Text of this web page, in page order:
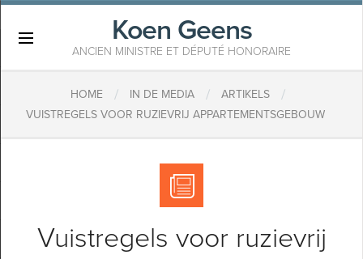
Koen Geens
ANCIEN MINISTRE ET DÉPUTÉ HONORAIRE
HOME / IN DE MEDIA / ARTIKELS /
VUISTREGELS VOOR RUZIEVRIJ APPARTEMENTSGEBOUW
Vuistregels voor ruzievrij